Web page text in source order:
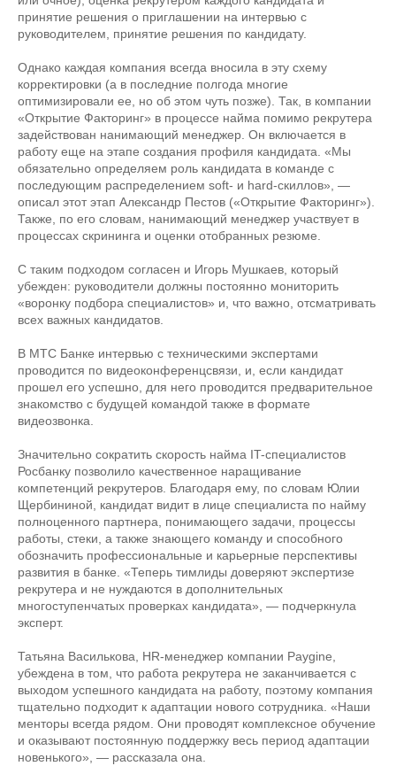
принятие решения о приглашении на интервью с
руководителем, принятие решения по кандидату.
Однако каждая компания всегда вносила в эту схему
корректировки (а в последние полгода многие
оптимизировали ее, но об этом чуть позже). Так, в компании
«Открытие Факторинг» в процессе найма помимо рекрутера
задействован нанимающий менеджер. Он включается в
работу еще на этапе создания профиля кандидата. «Мы
обязательно определяем роль кандидата в команде с
последующим распределением soft- и hard-скиллов», —
описал этот этап Александр Пестов («Открытие Факторинг»).
Также, по его словам, нанимающий менеджер участвует в
процессах скрининга и оценки отобранных резюме.
С таким подходом согласен и Игорь Мушкаев, который
убежден: руководители должны постоянно мониторить
«воронку подбора специалистов» и, что важно, отсматривать
всех важных кандидатов.
В МТС Банке интервью с техническими экспертами
проводится по видеоконференцсвязи, и, если кандидат
прошел его успешно, для него проводится предварительное
знакомство с будущей командой также в формате
видеозвонка.
Значительно сократить скорость найма IT-специалистов
Росбанку позволило качественное наращивание
компетенций рекрутеров. Благодаря ему, по словам Юлии
Щербининой, кандидат видит в лице специалиста по найму
полноценного партнера, понимающего задачи, процессы
работы, стеки, а также знающего команду и способного
обозначить профессиональные и карьерные перспективы
развития в банке. «Теперь тимлиды доверяют экспертизе
рекрутера и не нуждаются в дополнительных
многоступенчатых проверках кандидата», — подчеркнула
эксперт.
Татьяна Василькова, HR-менеджер компании Paygine,
убеждена в том, что работа рекрутера не заканчивается с
выходом успешного кандидата на работу, поэтому компания
тщательно подходит к адаптации нового сотрудника. «Наши
менторы всегда рядом. Они проводят комплексное обучение
и оказывают постоянную поддержку весь период адаптации
новенького», — рассказала она.